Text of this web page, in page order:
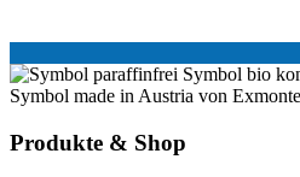
Produkte & Shop